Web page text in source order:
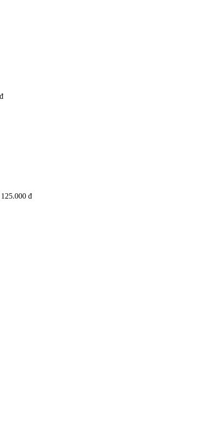
125.000 đ